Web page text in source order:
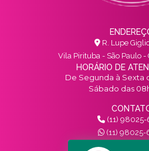
R. Lupe
Vila Pirituba - São Paulo -
HORÁRIO DE
De Segunda à Sexta
Sábado das
(11) 98025-
(11) 98025-